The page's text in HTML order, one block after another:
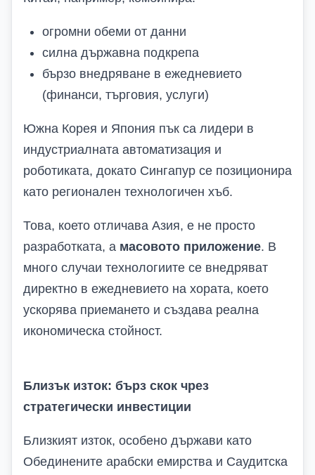
огромни обеми от данни
силна държавна подкрепа
бързо внедряване в ежедневието
(финанси, търговия, услуги)
Южна Корея и Япония пък са лидери в
индустриалната автоматизация и
роботиката, докато Сингапур се позиционира
като регионален технологичен хъб.
Това, което отличава Азия, е не просто
разработката, а масовото приложение. В
много случаи технологиите се внедряват
директно в ежедневието на хората, което
ускорява приемането и създава реална
икономическа стойност.
Близък изток: бърз скок чрез
стратегически инвестиции
Близкият изток, особено държави като
Обединените арабски емирства и Саудитска